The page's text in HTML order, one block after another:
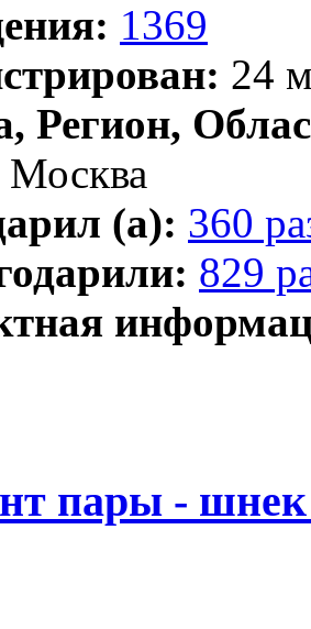
1369
24
Регион,
Москва
(а): 360
829
пары - шнек